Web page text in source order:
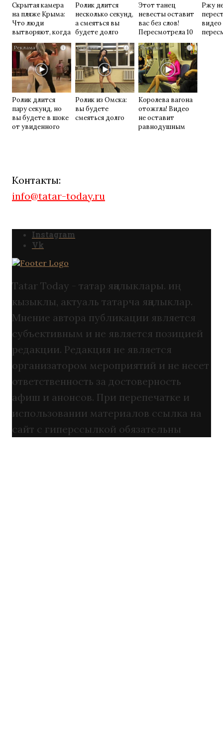
Скрытая камера
на пляже Крыма:
Что люди
вытворяют, когда
их не видят...
Ролик длится
несколько секунд,
а смеяться вы
будете долго
Этот танец
невесты оставит
вас без слов!
Пересмотрела 10
раз
Ржу
видео
i
Ролик длится
пару секунд, но
вы будете в шоке
от увиденного
i
Ролик из Омска:
вы будете
смеяться долго
i
Королева вагона
отожгла! Видео
не оставит
равнодушным
Контакты:
info@tatar-today.ru
Instagram
Vk
Tatar Today - татар яңалыклары. иң
кызыклы, актуаль татарча яңалыклар.
Мнение автора публикации является
субъективным и не является позицией
редакции. Редакция не является
организатором мероприятий и не несет
ответственность за достоверность
афиш и анонсов. При перепечатке и
использовании материалов ссылка на
сайт с гиперссылкой обязательны